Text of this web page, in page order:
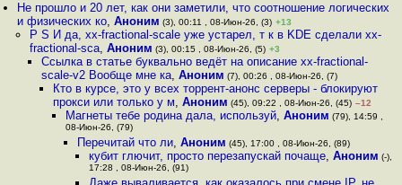
Не прошло и 20 лет, как они заметили, что соотношение логических
и физических ко,Аноним (3), 00:11 , 08-Июн-26, (3) +13
P S И да, xx-fractional-scale уже устарел, т к в KDE сделали xx-
fractional-sca, Аноним (3), 00:15 , 08-Июн-26, (5) +3
Ссылка в статье буквально ведёт на описание xx-fractional-
scale-v2 Вообще мне ка, Аноним (7), 00:26 , 08-Июн-26, (7)
Кто в курсе, это у всех торрент-анонс серверы - блокируют
прокси или только у м,Аноним (45), 09:22 , 08-Июн-26, (45) –12
Магнеты тебе родина дала, используй, Аноним (79), 14:59 ,
08-Июн-26, (79)
Перечитай что ли, Аноним (45), 17:00 , 08-Июн-26, (89)
кубит глючит, просто перезапускай почаще,Аноним (-),
17:28 , 08-Июн-26, (91)